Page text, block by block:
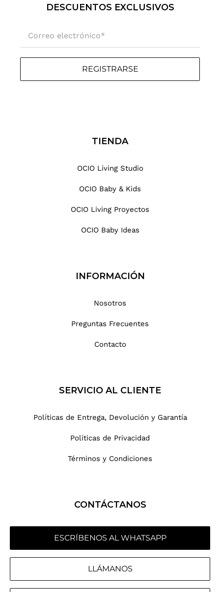
DESCUENTOS EXCLUSIVOS
REGISTRARSE
TIENDA
OCIO Living Studio
OCIO Baby & Kids
OCIO Living Proyectos
OCIO Baby Ideas
INFORMACIÓN
Nosotros
Preguntas Frecuentes
Contacto
SERVICIO AL CLIENTE
Políticas de Entrega, Devolución y Garantía
Políticas de Privacidad
Términos y Condiciones
CONTÁCTANOS
ESCRÍBENOS AL WHATSAPP
LLÁMANOS